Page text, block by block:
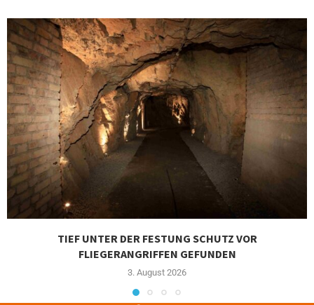
TIEF UNTER DER FESTUNG SCHUTZ VOR
FLIEGERANGRIFFEN GEFUNDEN
3. August 2026